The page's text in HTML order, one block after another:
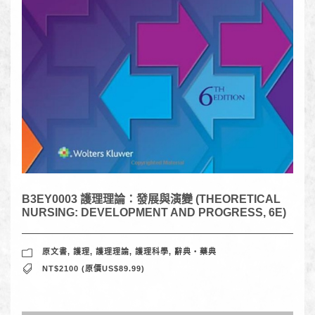
B3EY0003 護理理論：發展與演變 (THEORETICAL
NURSING: DEVELOPMENT AND PROGRESS, 6E)
原文書, 護理, 護理理論, 護理科學, 辭典‧藥典
NT$2100 (原價US$89.99)